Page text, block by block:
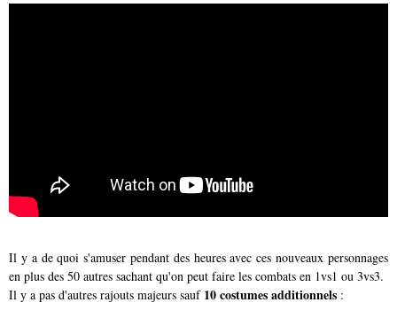
Il y a de quoi s'amuser pendant des heures avec ces nouveaux personnages
en plus des 50 autres sachant qu'on peut faire les combats en 1vs1 ou 3vs3.
Il y a pas d'autres rajouts majeurs sauf 10 costumes additionnels :